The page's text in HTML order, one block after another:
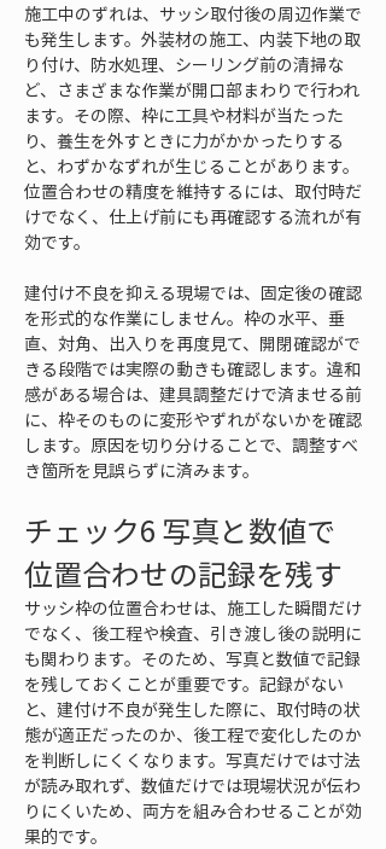
施工中のずれは、サッシ取付後の周辺作業で
も発生します。外装材の施工、内装下地の取
り付け、防水処理、シーリング前の清掃な
ど、さまざまな作業が開口部まわりで行われ
ます。その際、枠に工具や材料が当たった
り、養生を外すときに力がかかったりする
と、わずかなずれが生じることがあります。
位置合わせの精度を維持するには、取付時だ
けでなく、仕上げ前にも再確認する流れが有
効です。
建付け不良を抑える現場では、固定後の確認
を形式的な作業にしません。枠の水平、垂
直、対角、出入りを再度見て、開閉確認がで
きる段階では実際の動きも確認します。違和
感がある場合は、建具調整だけで済ませる前
に、枠そのものに変形やずれがないかを確認
します。原因を切り分けることで、調整すべ
き箇所を見誤らずに済みます。
チェック6 写真と数値で
位置合わせの記録を残す
サッシ枠の位置合わせは、施工した瞬間だけ
でなく、後工程や検査、引き渡し後の説明に
も関わります。そのため、写真と数値で記録
を残しておくことが重要です。記録がない
と、建付け不良が発生した際に、取付時の状
態が適正だったのか、後工程で変化したのか
を判断しにくくなります。写真だけでは寸法
が読み取れず、数値だけでは現場状況が伝わ
りにくいため、両方を組み合わせることが効
果的です。